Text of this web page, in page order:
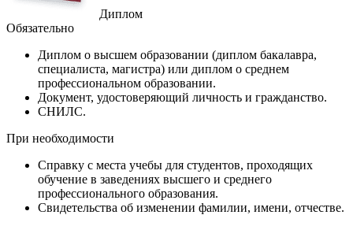
Диплом
Обязательно
Диплом о высшем образовании (диплом бакалавра,
специалиста, магистра) или диплом о среднем
профессиональном образовании.
Документ, удостоверяющий личность и гражданство.
СНИЛС.
При необходимости
Справку с места учебы для студентов, проходящих
обучение в заведениях высшего и среднего
профессионального образования.
Свидетельства об изменении фамилии, имени, отчестве.